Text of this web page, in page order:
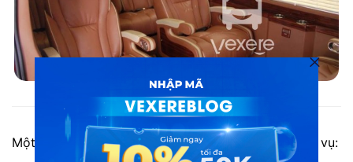
Xe Hồng Vinh đi Vinh từ Hà Nội
Một số đánh giá từ khách hàng đã trải nghiệm dịch vụ: